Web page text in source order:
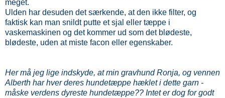
meget.
Ulden har desuden det særkende, at den ikke filter, og
faktisk kan man snildt putte et sjal eller tæppe i
vaskemaskinen og det kommer ud som det blødeste,
blødeste, uden at miste facon eller egenskaber.
Her må jeg lige indskyde, at min gravhund Ronja, og vennen
Alberth har hver deres hundetæppe hæklet i dette garn -
måske verdens dyreste hundetæppe?? Intet er dog for godt